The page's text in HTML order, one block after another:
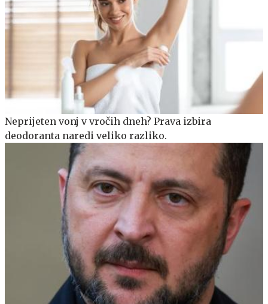
Neprijeten vonj v vročih dneh? Prava izbira
deodoranta naredi veliko razliko.